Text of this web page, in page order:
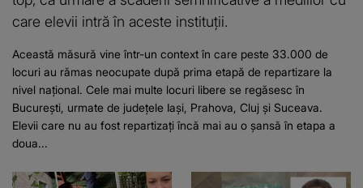
care elevii intră în aceste instituții.
Această măsură vine într-un context în care peste 33.000 de
locuri au rămas neocupate după prima etapă de repartizare la
nivel național. Cele mai multe locuri libere se regăsesc în
București, urmate de județele Iași, Prahova, Cluj și Suceava.
Elevii care nu au fost repartizați încă mai au o șansă în etapa a
doua...